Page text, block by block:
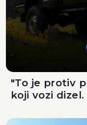
"To je protiv
koji vozi dizel.